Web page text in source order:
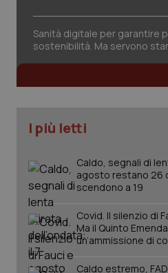
Sanità digitale per garantire
sostenibilità. Ma servono
I più letti
Caldo, segnali di
agosto restano 26
scendono a 19
Covid. Il silenzio di
Ma il Quinto
un’ammissione di
Caldo estremo,
tracking-sites-ironfish-
tracking-enable
tracking-sites-ironfish-